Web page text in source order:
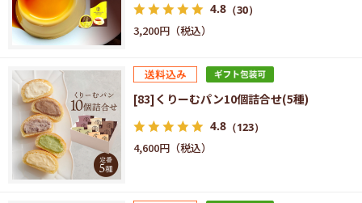
4.8 （30）
3,200円
[83]くりーむパン10個詰合せ(5種)
4.8 （123）
4,600円